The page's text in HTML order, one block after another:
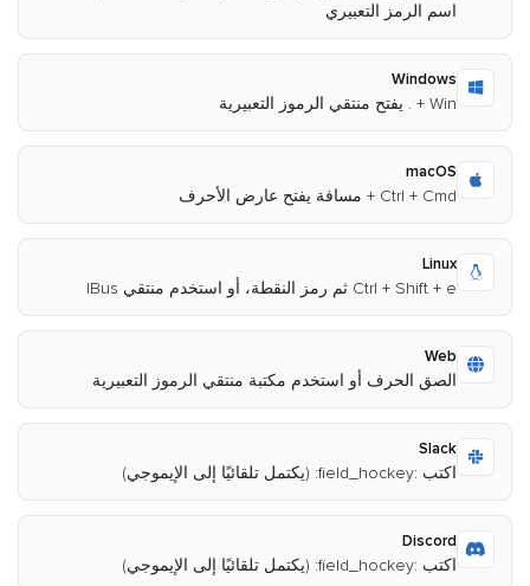
اسم الرمز التعبيري
Windows
Win + . يفتح منتقي الرموز التعبيرية
macOS
Ctrl + Cmd + مسافة يفتح عارض الأحرف
Linux
Ctrl + Shift + e ثم رمز النقطة، أو استخدم منتقي IBus
Web
الصق الحرف أو استخدم مكتبة منتقي الرموز التعبيرية
Slack
اكتب :field_hockey: (يكتمل تلقائيًا إلى الإيموجي)
Discord
اكتب :field_hockey: (يكتمل تلقائيًا إلى الإيموجي)